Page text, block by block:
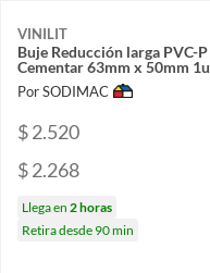
VINILIT
Buje Reducción larga PVC-P
Cementar 63mm x 50mm 1u
Por SODIMAC
$ 2.520
$ 2.268
Llega en 2 horas
Retira desde 90 min